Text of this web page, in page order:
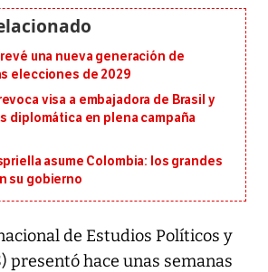
una nueva generación de
elecciones de 2029
visa a embajadora de Brasil y
diplomática en plena campaña
asume Colombia: los grandes
su gobierno
de Estudios Políticos y
presentó hace unas semanas